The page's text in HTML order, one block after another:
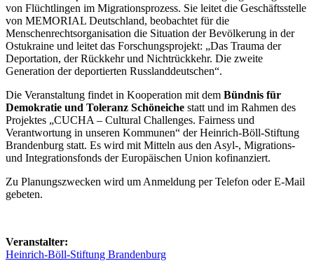
von Flüchtlingen im Migrationsprozess. Sie leitet die Geschäftsstelle
von MEMORIAL Deutschland, beobachtet für die
Menschenrechtsorganisation die Situation der Bevölkerung in der
Ostukraine und leitet das Forschungsprojekt: „Das Trauma der
Deportation, der Rückkehr und Nichtrückkehr. Die zweite
Generation der deportierten Russlanddeutschen“.
Die Veranstaltung findet in Kooperation mit dem Bündnis für
Demokratie und Toleranz Schöneiche statt und im Rahmen des
Projektes „CUCHA – Cultural Challenges. Fairness und
Verantwortung in unseren Kommunen“ der Heinrich-Böll-Stiftung
Brandenburg statt. Es wird mit Mitteln aus den Asyl-, Migrations-
und Integrationsfonds der Europäischen Union kofinanziert.
Zu Planungszwecken wird um Anmeldung per Telefon oder E-Mail
gebeten.
Veranstalter:
Heinrich-Böll-Stiftung Brandenburg